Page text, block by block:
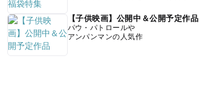
【子供映画】公開中＆公開予定作品
パウ・パトロールや
アンパンマンの人気作